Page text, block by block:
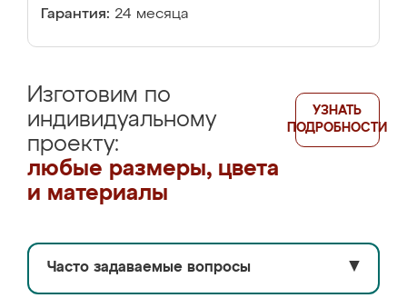
Гарантия: 24 месяца
Изготовим по
индивидуальному
проекту:
любые размеры, цвета
и материалы
УЗНАТЬ
ПОДРОБНОСТИ
Часто задаваемые вопросы ▼